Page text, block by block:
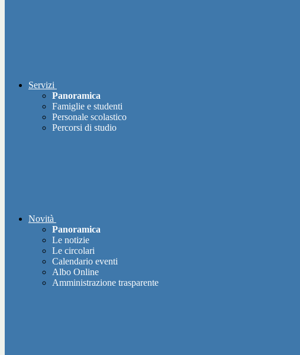
Servizi
Panoramica
Famiglie e studenti
Personale scolastico
Percorsi di studio
Novità
Panoramica
Le notizie
Le circolari
Calendario eventi
Albo Online
Amministrazione trasparente